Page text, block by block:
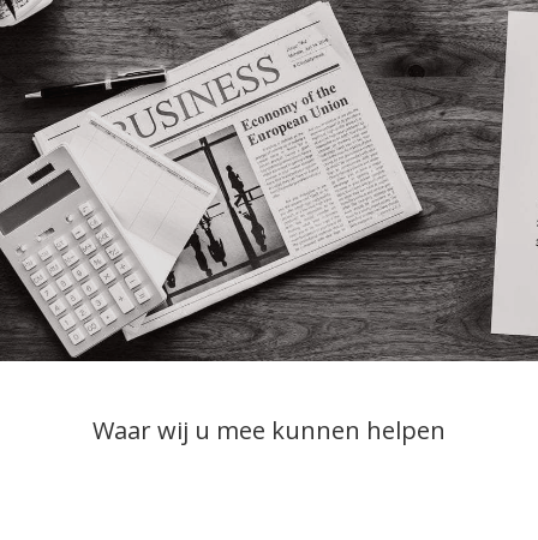
Waar wij u mee kunnen helpen